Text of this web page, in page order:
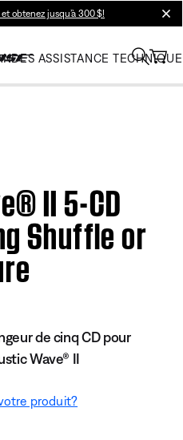
obtenez jusqu’à 300 $!
ASSISTANCE TECHNIQUE
II 5-CD
Shuffle or
de cinq CD pour
Wave® II
produit?